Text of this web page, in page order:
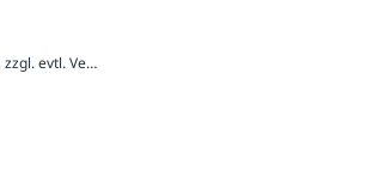
2.400,00 € / Stück inkl. 20 % MwSt., zzgl. evtl. Versandkosten